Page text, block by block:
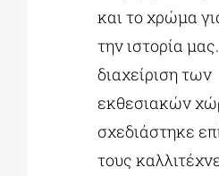
και το χρώμα
την ιστορία
διαχείριση των
εκθεσιακών
σχεδιάστηκε
τους